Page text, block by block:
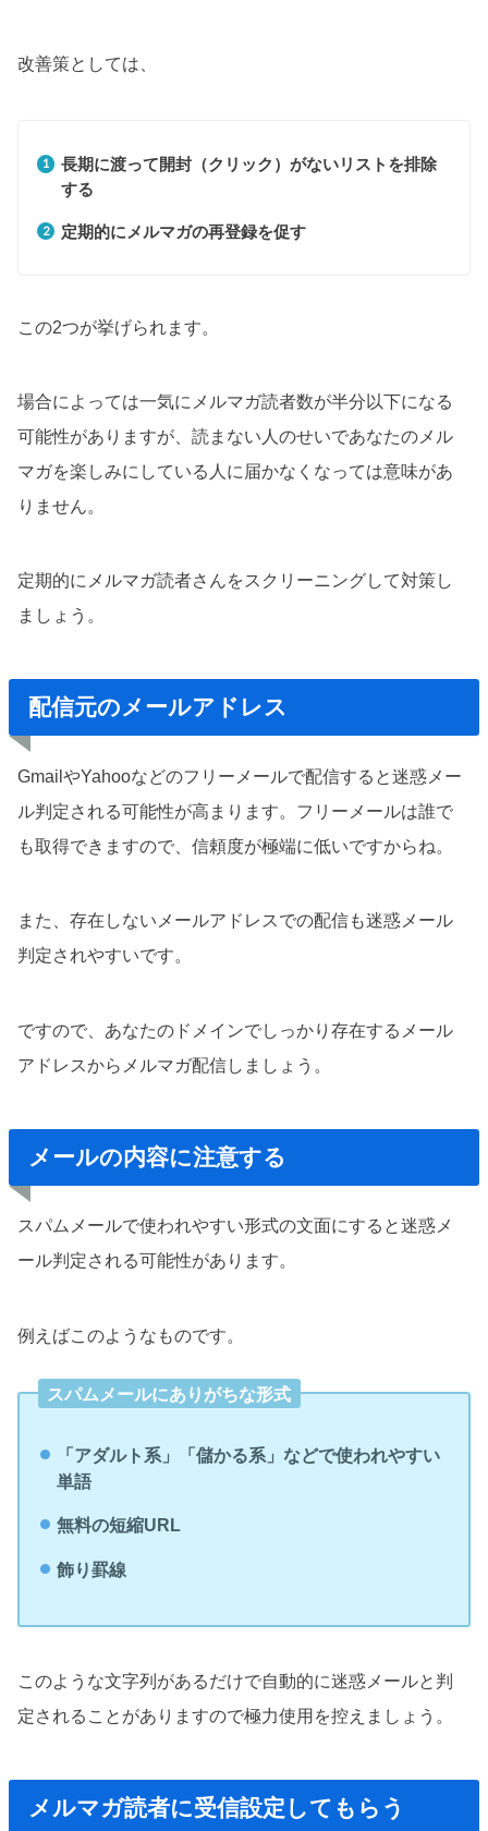
改善策としては、
長期に渡って開封（クリック）がないリストを排除
する
定期的にメルマガの再登録を促す
この2つが挙げられます。
場合によっては一気にメルマガ読者数が半分以下になる
可能性がありますが、読まない人のせいであなたのメル
マガを楽しみにしている人に届かなくなっては意味があ
りません。
定期的にメルマガ読者さんをスクリーニングして対策し
ましょう。
配信元のメールアドレス
GmailやYahooなどのフリーメールで配信すると迷惑メー
ル判定される可能性が高まります。フリーメールは誰で
も取得できますので、信頼度が極端に低いですからね。
また、存在しないメールアドレスでの配信も迷惑メール
判定されやすいです。
ですので、あなたのドメインでしっかり存在するメール
アドレスからメルマガ配信しましょう。
メールの内容に注意する
スパムメールで使われやすい形式の文面にすると迷惑メ
ール判定される可能性があります。
例えばこのようなものです。
スパムメールにありがちな形式
「アダルト系」「儲かる系」などで使われやすい
単語
無料の短縮URL
飾り罫線
このような文字列があるだけで自動的に迷惑メールと判
定されることがありますので極力使用を控えましょう。
メルマガ読者に受信設定してもらう